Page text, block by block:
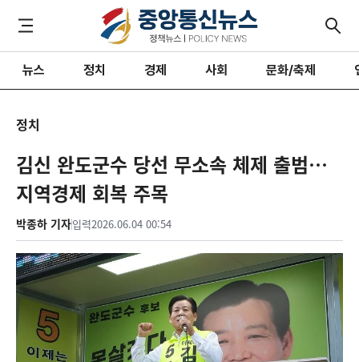
뉴스 정치 경제 사회 문화/축제
정치
김신 완도군수 당선 무소속 체제 출범…
지역경제 회복 주목
박종하 기자입력2026.06.04 00:54